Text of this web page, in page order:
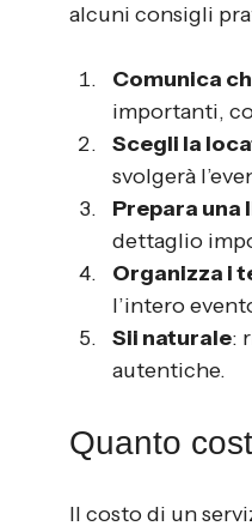
alcuni consigli
Comunica
importanti,
Scegli la
svolgerà
Prepara
dettaglio
Organizza i
l’intero
Sii naturale:
autentiche.
Quanto
Il costo di un